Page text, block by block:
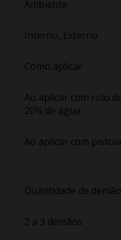
Ambiente
Interno, Externo
Como aplicar
Ao aplicar com rolo
20% de água
Ao aplicar com
Quantidade de
2 a 3 demãos